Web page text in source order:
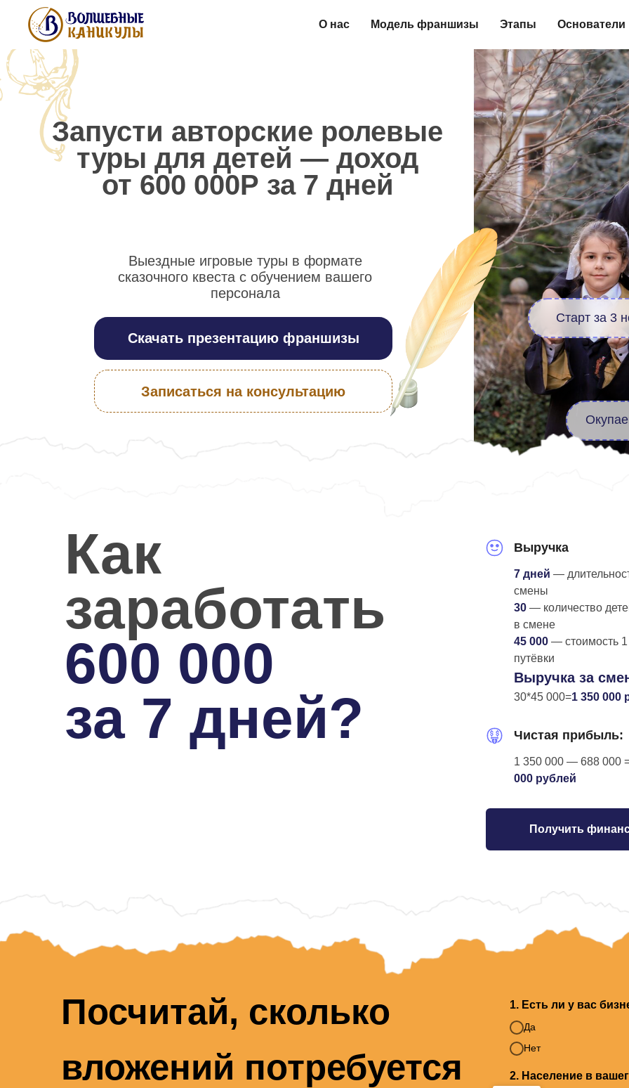
О нас Модель франшизы Этапы Основатели
Запусти авторские ролевые
туры для детей — доход
от 600 000Р за 7 дней
Скачать презентацию франшизы
Записаться на консультацию
персонала
Окупаемость от 1
Старт за 3 недели
Как
заработать
600 000
за 7 дней?
Выручка
7 дней —
смены
30 — количество
в смене
45 000 — стоимость 1
путёвки
Выручка за
30*45 000=1 350 000
Чистая прибыль:
1 350 000 — 688 000
000 рублей
Получить
1. Есть ли у вас
Да
Нет
2. Население в
Посчитай, сколько
вложений потребуется